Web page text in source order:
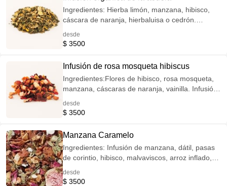
Ingredientes: Hierba limón, manzana, hibisco,
cáscara de naranja, hierbaluisa o cedrón.
antiinflamatoria, remineralizante, tónica.
desde
$ 3500
Infusión de rosa mosqueta hibiscus
Ingredientes:Flores de hibisco, rosa mosqueta,
manzana, cáscaras de naranja, vainilla. Infusión
flavonoides y vitamina C. Infusión ideal para
desde
$ 3500
Manzana Caramelo
Ingredientes: Infusión de manzana, dátil, pasas
de corintio, hibisco, malvaviscos, arroz inflado,
aromática y de sabor afrutado. Naturalmente
desde
$ 3500